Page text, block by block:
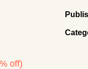
off)